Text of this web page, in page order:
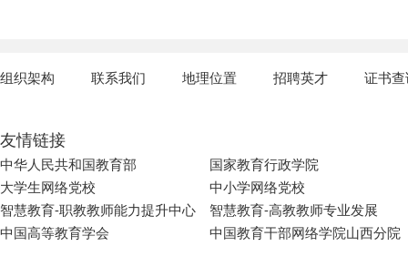
组织架构 联系我们 地理位置 招聘英才 证书
友情链接
中华人民共和国教育部
国家教育行政学院
大学生网络党校
中小学网络党校
智慧教育-职教教师能力提升中心
智慧教育-高教教师专业发展
中国高等教育学会
中国教育干部网络学院山西分院